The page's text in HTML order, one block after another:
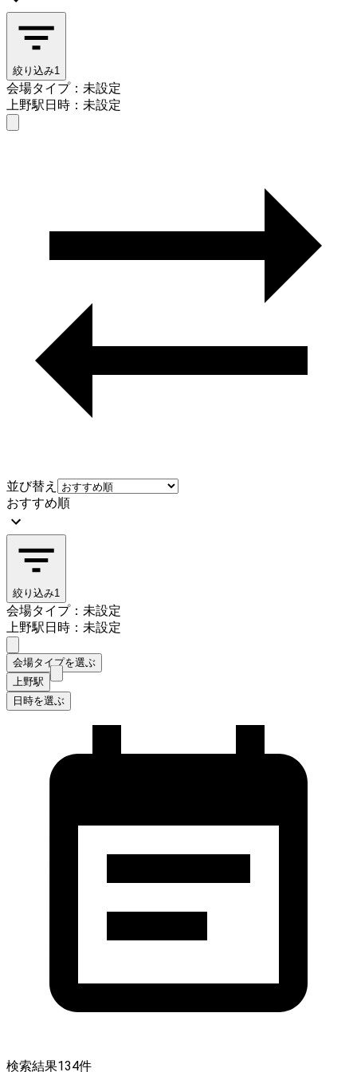
絞り込み1
会場タイプ：未設定
上野駅日時：未設定
並び替え
おすすめ順
絞り込み1
会場タイプ：未設定
上野駅日時：未設定
会場タイプを選ぶ
上野駅
日時を選ぶ
検索結果134件